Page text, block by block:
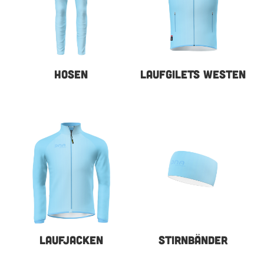
HOSEN LAUFGILETS WESTEN
LAUFJACKEN STIRNBÄNDER